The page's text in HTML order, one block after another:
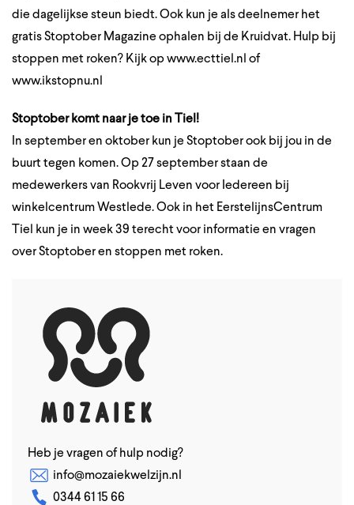
die dagelijkse steun biedt. Ook kun je als deelnemer het
gratis Stoptober Magazine ophalen bij de Kruidvat. Hulp bij
stoppen met roken? Kijk op www.ecttiel.nl of
www.ikstopnu.nl
Stoptober komt naar je toe in Tiel!
In september en oktober kun je Stoptober ook bij jou in de
buurt tegen komen. Op 27 september staan de
medewerkers van Rookvrij Leven voor Iedereen bij
winkelcentrum Westlede. Ook in het EerstelijnsCentrum
Tiel kun je in week 39 terecht voor informatie en vragen
over Stoptober en stoppen met roken.
Heb je vragen of hulp nodig?
info@mozaiekwelzijn.nl
0344 61 15 66